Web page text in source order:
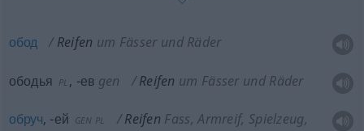
обод Reifen um Fässer und Räder
ободья PL , -ев gen Reifen um Fässer und Räder
обруч, -ей GEN PL Reifen Fass, Armreif, Spielzeug,